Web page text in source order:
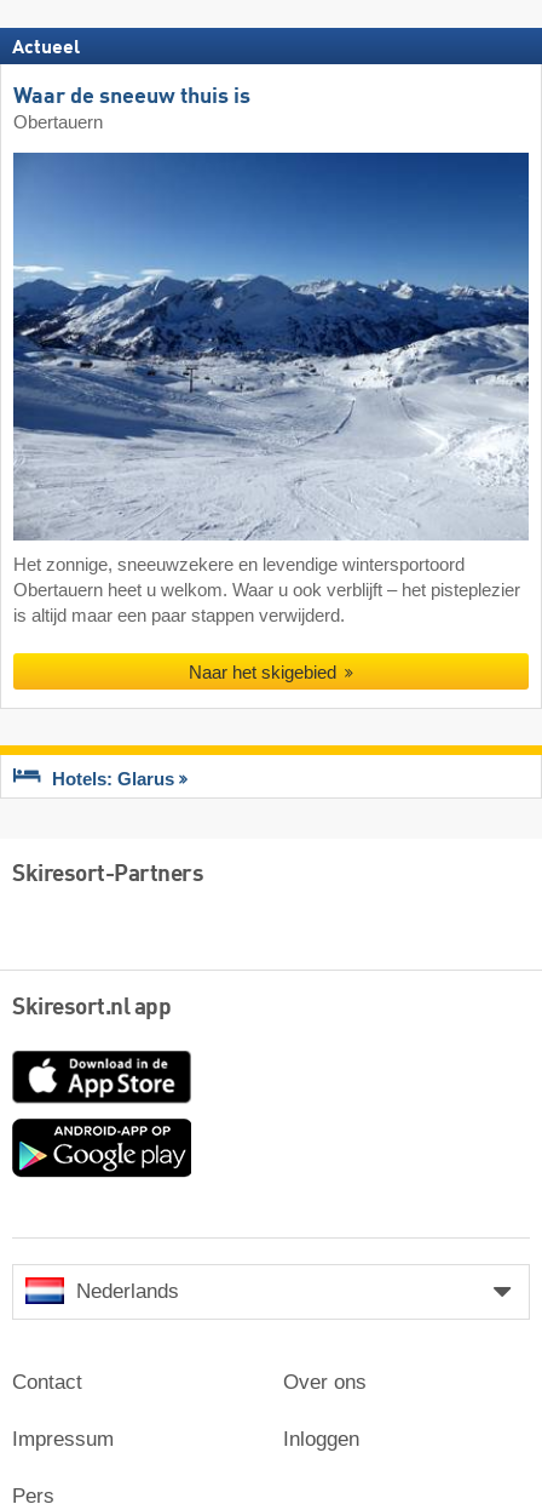
Actueel
Waar de sneeuw thuis is
Obertauern
Het zonnige, sneeuwzekere en levendige wintersportoord
Obertauern heet u welkom. Waar u ook verblijft – het pisteplezier
is altijd maar een paar stappen verwijderd.
Naar het skigebied
Hotels: Glarus
Skiresort-Partners
Skiresort.nl app
App
Google
Nederlands
Contact
Impressum
Pers
Over ons
Inloggen